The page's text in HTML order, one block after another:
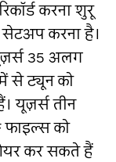
करना शुरू
करना है।
35 अलग
से ट्यून को
यूज़र्स तीन
को
कर सकते हैं